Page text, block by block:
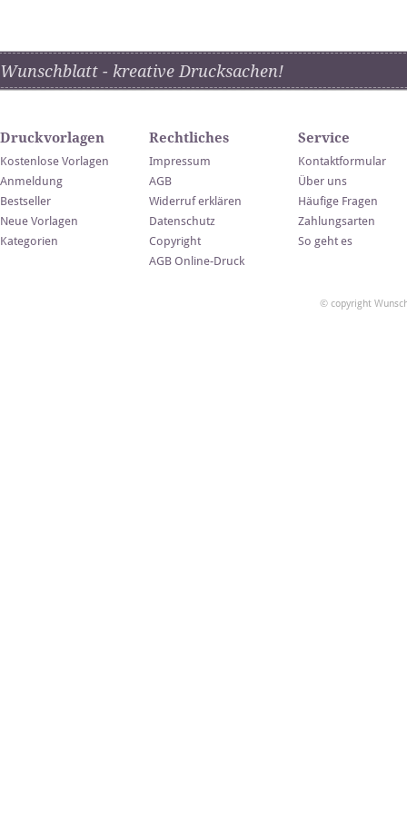
Wunschblatt - kreative Drucksachen!
Druckvorlagen
Kostenlose Vorlagen
Anmeldung
Bestseller
Neue Vorlagen
Kategorien
Rechtliches
Impressum
AGB
Widerruf erklären
Datenschutz
Copyright
AGB Online-Druck
Service
Kontaktformular
Über uns
Häufige Fragen
Zahlungsarten
So geht es
© copyright